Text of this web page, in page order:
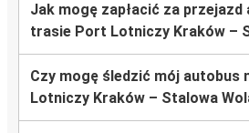
Jak mogę zapłacić za przejazd
trasie Port Lotniczy Kraków –
Czy mogę śledzić mój autobus
Lotniczy Kraków – Stalowa